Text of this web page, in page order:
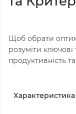
Щоб обрати
розуміти ключові
продуктивність
Характеристика